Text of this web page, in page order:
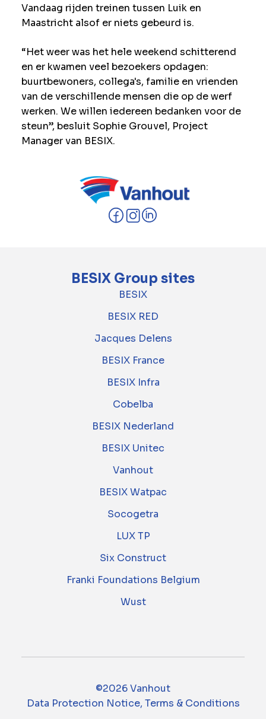
Vandaag rijden treinen tussen Luik en
Maastricht alsof er niets gebeurd is.
“Het weer was het hele weekend schitterend
en er kwamen veel bezoekers opdagen:
buurtbewoners, collega's, familie en vrienden
van de verschillende mensen die op de werf
werken. We willen iedereen bedanken voor de
steun”, besluit Sophie Grouvel, Project
Manager van BESIX.
BESIX Group sites
BESIX
BESIX RED
Jacques Delens
BESIX France
BESIX Infra
Cobelba
BESIX Nederland
BESIX Unitec
Vanhout
BESIX Watpac
Socogetra
LUX TP
Six Construct
Franki Foundations Belgium
Wust
©2026 Vanhout
Data Protection Notice, Terms & Conditions